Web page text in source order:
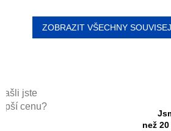
jste
cenu?
než
ZOBRAZIT VŠECHNY